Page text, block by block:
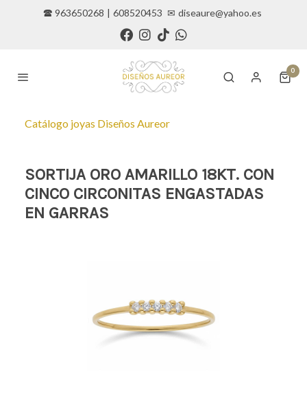
🕿 963650268 | 608520453 ✉ diseaure@yahoo.es
0
Catálogo joyas Diseños Aureor
SORTIJA ORO AMARILLO 18KT. CON
CINCO CIRCONITAS ENGASTADAS
EN GARRAS